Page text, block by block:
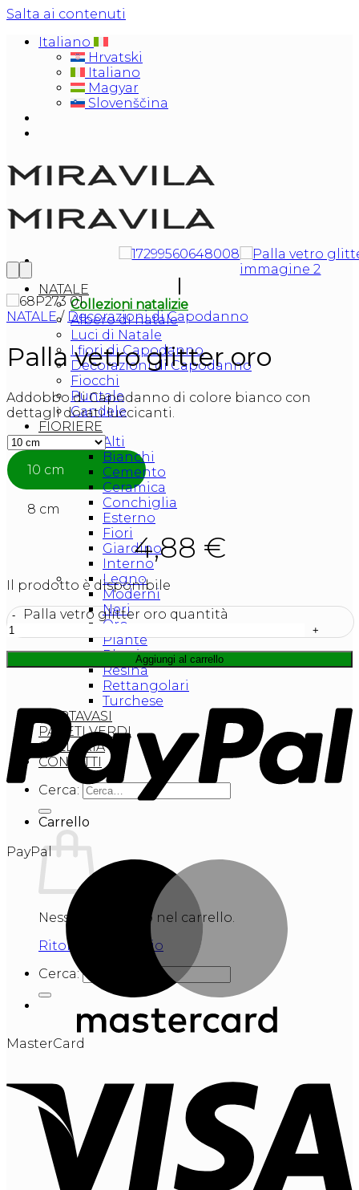
Salta ai contenuti
Italiano
Hrvatski
Italiano
Magyar
Slovenščina
NATALE
Collezioni natalizie
Albero di natale
Luci di Natale
I fiori di Capodanno
Decorazioni di Capodanno
Fiocchi
Puntale
Candele
FIORIERE
Alti
Bianchi
Cemento
Ceramica
Conchiglia
Esterno
Fiori
Giardino
Interno
Legno
Moderni
Neri
Oro
Piante
Plastica
Resina
Rettangolari
Turchese
PORTAVASI
PARETI VERDI
GALLERIA
CONTATTI
Cerca:
Carrello
Nessun prodotto nel carrello.
Ritorna al negozio
Cerca:
NATALE / Decorazioni di Capodanno
Palla vetro glitter oro
Addobbo di Capodanno di colore bianco con
dettagli dorati luccicanti.
10 cm
8 cm
4,88 €
Il prodotto è disponibile
Palla vetro glitter oro quantità
Aggiungi al carrello
PayPal
MasterCard